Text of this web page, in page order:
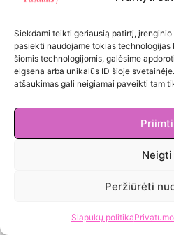
Siekdami teikti geriausią patirtį,
pasiekti naudojame tokias technologijas
šiomis technologijomis, galėsime
elgsena arba unikalūs ID šioje
atšaukimas gali neigiamai paveikti tam
Priimti
Neigti
Peržiūrėti
Slapukų politika